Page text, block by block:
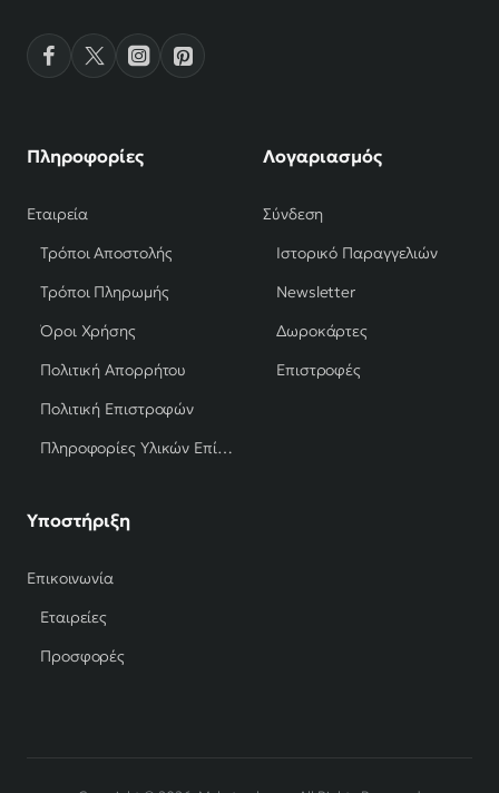
Πληροφορίες
Εταιρεία
Τρόποι Αποστολής
Τρόποι Πληρωμής
Όροι Χρήσης
Πολιτική Απορρήτου
Πολιτική Επιστροφών
Πληροφορίες Υλικών Επίπλων
Λογαριασμός
Σύνδεση
Ιστορικό Παραγγελιών
Newsletter
Δωροκάρτες
Επιστροφές
Υποστήριξη
Επικοινωνία
Εταιρείες
Προσφορές